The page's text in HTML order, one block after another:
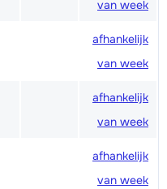
van week
afhankelijk
van week
afhankelijk
van week
afhankelijk
van week